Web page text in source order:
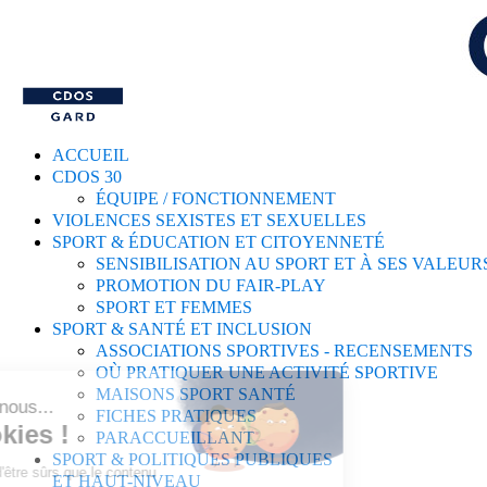
ACCUEIL
CDOS 30
ÉQUIPE / FONCTIONNEMENT
VIOLENCES SEXISTES ET SEXUELLES
SPORT & ÉDUCATION ET CITOYENNETÉ
SENSIBILISATION AU SPORT ET À SES
PROMOTION DU FAIR-PLAY
SPORT ET FEMMES
SPORT & SANTÉ ET INCLUSION
ASSOCIATIONS SPORTIVES - RECENSEMENTS
OÙ PRATIQUER UNE ACTIVITÉ SPORTIVE
MAISONS SPORT SANTÉ
FICHES PRATIQUES
PARACCUEILLANT
SPORT & POLITIQUES PUBLIQUES
ET HAUT-NIVEAU